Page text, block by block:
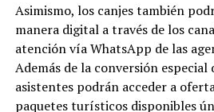
Asimismo, los canjes también
manera digital a través de los
atención vía WhatsApp de las
Además de la conversión especial
asistentes podrán acceder a
paquetes turísticos disponibles